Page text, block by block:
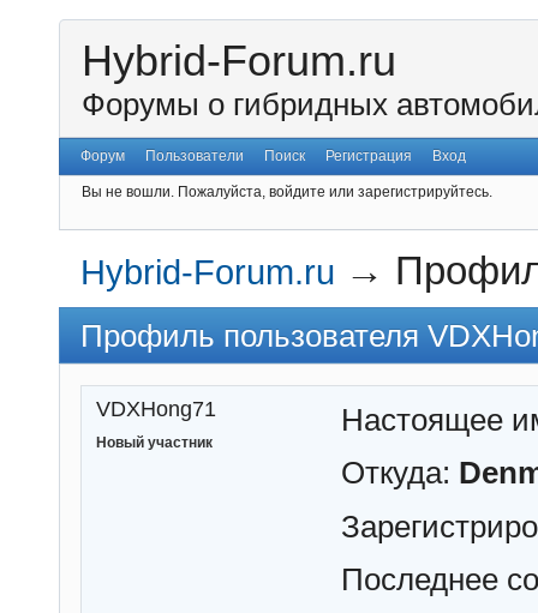
Hybrid-Forum.ru
Форумы о гибридных
Форум Пользователи Поиск Регистрация Вход
Вы не вошли. Пожалуйста, войдите или зарегистрируйтесь.
Hybrid-Forum.ru →
Профиль пользователя
VDXHong71
Новый участник
Настоящее
Откуда:
Последнее